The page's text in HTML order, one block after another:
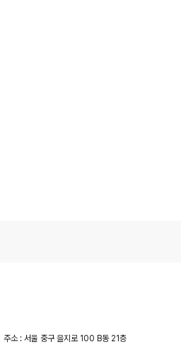
주소 : 서울 중구 을지로 100 B동 21층